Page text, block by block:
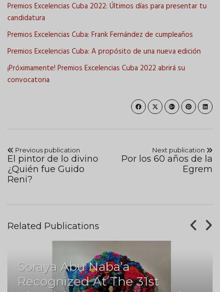
Premios Excelencias Cuba 2022: Últimos días para presentar tu
candidatura
Premios Excelencias Cuba: Frank Fernández de cumpleaños
Premios Excelencias Cuba: A propósito de una nueva edición
¡Próximamente! Premios Excelencias Cuba 2022 abrirá su
convocatoria
Previous publication
El pintor de lo divino
¿Quién fue Guido
Reni?
Next publication
Por los 60 años de la
Egrem
Related Publications
Soraya Abu Naba’a
Recognized At The 31st